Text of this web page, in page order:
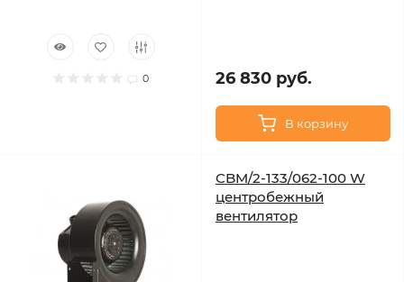
0 26 830 руб.
В корзину
CBM/2-133/062-100 W
центробежный
вентилятор